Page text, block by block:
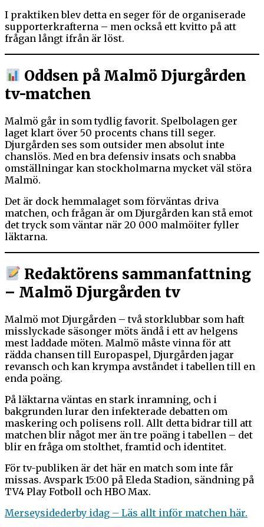
I praktiken blev detta en seger för de organiserade
supporterkrafterna – men också ett kvitto på att
frågan långt ifrån är löst.
Oddsen på Malmö Djurgården
tv-matchen
Malmö går in som tydlig favorit. Spelbolagen ger
laget klart över 50 procents chans till seger.
Djurgården ses som outsider men absolut inte
chanslös. Med en bra defensiv insats och snabba
omställningar kan stockholmarna mycket väl störa
Malmö.
Det är dock hemmalaget som förväntas driva
matchen, och frågan är om Djurgården kan stå emot
det tryck som väntar när 20 000 malmöiter fyller
läktarna.
Redaktörens sammanfattning
– Malmö Djurgården tv
Malmö mot Djurgården – två storklubbar som haft
misslyckade säsonger möts ändå i ett av helgens
mest laddade möten. Malmö måste vinna för att
rädda chansen till Europaspel, Djurgården jagar
revansch och kan krympa avståndet i tabellen till en
enda poäng.
På läktarna väntas en stark inramning, och i
bakgrunden lurar den infekterade debatten om
maskering och polisens roll. Allt detta bidrar till att
matchen blir något mer än tre poäng i tabellen – det
blir en fråga om stolthet, framtid och identitet.
För tv-publiken är det här en match som inte får
missas. Avspark 15:00 på Eleda Stadion, sändning på
TV4 Play Fotboll och HBO Max.
Merseysidederby idag – Läs allt inför matchen här.